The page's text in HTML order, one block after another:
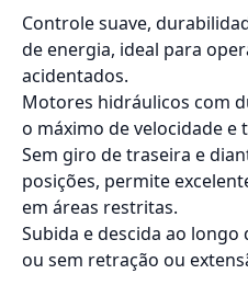
Controle suave,
de energia, ideal para
acidentados.
Motores hidráulicos com
o máximo de velocidade e
Sem giro de traseira e
posições, permite
em áreas restritas.
Subida e descida ao
ou sem retração ou